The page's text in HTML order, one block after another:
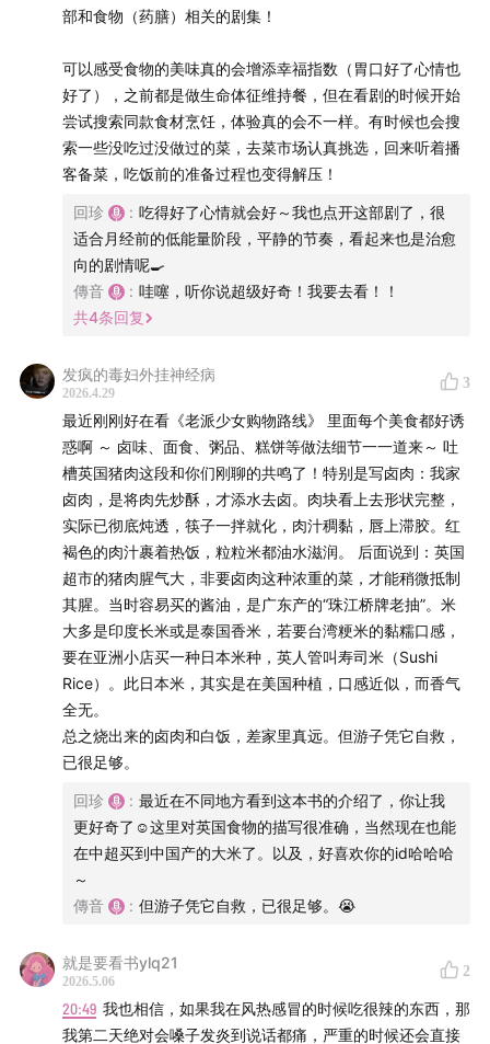
你的comfort food是什么？有没有一道菜，让你一吃就想
起某个人或某个地方？欢迎把你想说的话，留言在评论区
和我们分享。
本期你将听到：
英国这个美食荒漠，主要输在了自然条件上
每一种饮食文化的背后，都有地理和历史的影响因
11:06 通过发酵食物和动物内脏，看到人类的生存智慧和创
回珍和传音的忌口清单
从绿汁观察到中西方养生观念的不同
在中国，吃饭这件事永远不只是吃饭本身这么简单
饭桌上的权力关系，和令人不舒服的酒局文化
酒局文化对人的规训和筛选：酒量变成能力和资源
英国的医疗体系中，每周酒精摄入量是重要的健康指
什么是你的comfort food？被食物塑造的自我认同
做饭好吃需要一个人有想象力和丰富的味觉记忆
当做饭成为一种爱好，会带来强烈的满足感
54:09 从食物中感受能量，做饭也是一种修行
围绕美食的矛盾心态：体重焦虑，做饭被默认是女
部和食物（药膳）相关的剧集！
可以感受食物的美味真的会增添幸福指数（胃口好了心情也
好了），之前都是做生命体征维持餐，但在看剧的时候开始
尝试搜索同款食材烹饪，体验真的会不一样。有时候也会搜
索一些没吃过没做过的菜，去菜市场认真挑选，回来听着播
客备菜，吃饭前的准备过程也变得解压！
回珍 : 吃得好了心情就会好～我也点开这部剧了，很
适合月经前的低能量阶段，平静的节奏，看起来也是治愈
向的剧情呢🍳
傳音
: 哇噻，听你说超级好奇！我要去看！！
共4条回复
发疯的毒妇外挂神经病
2026.4.29
3
最近刚刚好在看《老派少女购物路线》 里面每个美食都好诱
惑啊 ～ 卤味、面食、粥品、糕饼等做法细节一一道来～ 吐
槽英国猪肉这段和你们刚聊的共鸣了！特别是写卤肉：我家
卤肉，是将肉先炒酥，才添水去卤。肉块看上去形状完整，
实际已彻底炖透，筷子一拌就化，肉汁稠黏，唇上滞胶。红
褐色的肉汁裹着热饭，粒粒米都油水滋润。 后面说到：英国
超市的猪肉腥气大，非要卤肉这种浓重的菜，才能稍微抵制
其腥。当时容易买的酱油，是广东产的“珠江桥牌老抽”。米
大多是印度长米或是泰国香米，若要台湾粳米的黏糯口感，
要在亚洲小店买一种日本米种，英人管叫寿司米（Sushi
Rice）。此日本米，其实是在美国种植，口感近似，而香气
全无。
总之烧出来的卤肉和白饭，差家里真远。但游子凭它自救，
已很足够。
回珍 : 最近在不同地方看到这本书的介绍了，你让我
更好奇了☺️这里对英国食物的描写很准确，当然现在也能
在中超买到中国产的大米了。以及，好喜欢你的id哈哈哈
～
傳音
: 但游子凭它自救，已很足够。😭
就是要看书ylq21
2026.5.06
2
20:49 我也相信，如果我在风热感冒的时候吃很辣的东西，那
我第二天绝对会嗓子发炎到说话都痛，严重的时候还会直接